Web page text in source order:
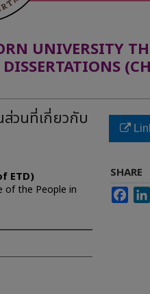
UNIVERSITY
DISSERTATIONS
วนที่เกี่ยวกับ
ETD)
of the People in
SHARE